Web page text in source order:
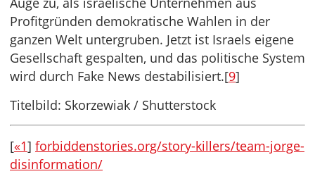
Profitgründen demokratische Wahlen in der
ganzen Welt untergruben. Jetzt ist Israels eigene
Gesellschaft gespalten, und das politische System
wird durch Fake News destabilisiert.[9]
Titelbild: Skorzewiak / Shutterstock
[«1] forbiddenstories.org/story-killers/team-jorge-
disinformation/